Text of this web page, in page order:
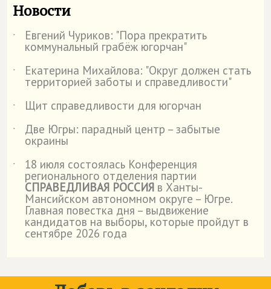
Новости
˙ Евгений Чуриков: "Пора прекратить
коммунальный грабёж югорчан"
˙
Екатерина Михайлова: "Округ должен стать
территорией заботы и справедливости"
˙
Щит справедливости для югорчан
˙
Две Югры: парадный центр – забытые
окраины
˙
18 июля состоялась Конференция
регионального отделения партии
СПРАВЕДЛИВАЯ РОССИЯ в Ханты-
Мансийском автономном округе – Югре.
Главная повестка дня – выдвижение
кандидатов на выборы, которые пройдут в
сентябре 2026 года